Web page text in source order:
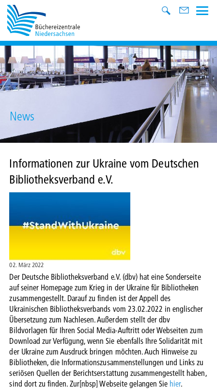
News
Informationen zur Ukraine vom Deutschen
Bibliotheksverband e.V.
02. März 2022
Der Deutsche Bibliotheksverband e.V. (dbv) hat eine Sonderseite
auf seiner Homepage zum Krieg in der Ukraine für Bibliotheken
zusammengestellt. Darauf zu finden ist der Appell des
Ukrainischen Bibliotheksverbands vom 23.02.2022 in englischer
Übersetzung zum Nachlesen. Außerdem stellt der dbv
Bildvorlagen für Ihren Social Media-Auftritt oder Webseiten zum
Download zur Verfügung, wenn Sie ebenfalls Ihre Solidarität mit
der Ukraine zum Ausdruck bringen möchten. Auch Hinweise zu
Bibliotheken, die Informationszusammenstellungen und Links zu
seriösen Quellen der Berichtserstattung zusammengestellt haben,
sind dort zu finden. Zur[nbsp] Webseite gelangen Sie hier.